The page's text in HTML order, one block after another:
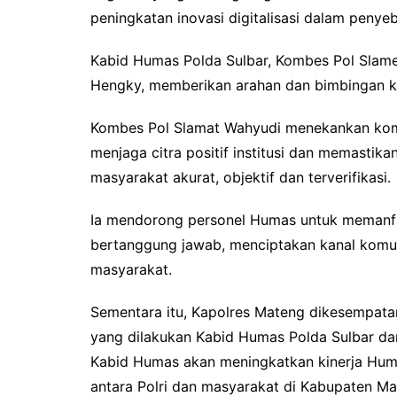
peningkatan inovasi digitalisasi dalam
Kabid Humas Polda Sulbar, Kombes Pol
Hengky, memberikan arahan dan bimbingan
Kombes Pol Slamat Wahyudi menekankan
menjaga citra positif institusi dan
masyarakat akurat, objektif dan terverifikasi.
Ia mendorong personel Humas untuk
bertanggung jawab, menciptakan kanal
masyarakat.
Sementara itu, Kapolres Mateng
yang dilakukan Kabid Humas Polda Sulbar
Kabid Humas akan meningkatkan kinerja
antara Polri dan masyarakat di Kabupaten